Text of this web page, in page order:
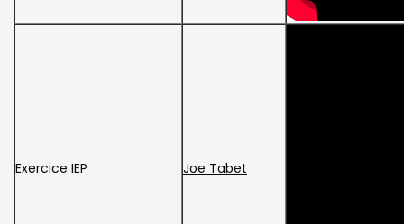
Exercice IEP Joe Tabet